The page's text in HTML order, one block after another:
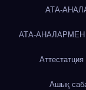
АТА-
АТА-АНАЛАРМЕН
Аттестатция
Ашық